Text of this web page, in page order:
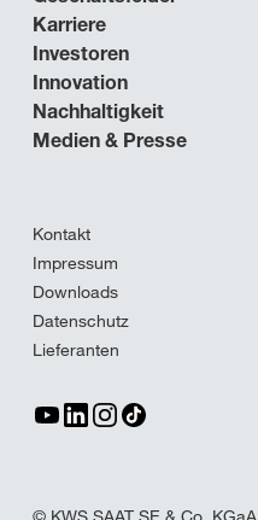
Karriere
Investoren
Innovation
Nachhaltigkeit
Medien & Presse
Kontakt
Impressum
Downloads
Datenschutz
Lieferanten